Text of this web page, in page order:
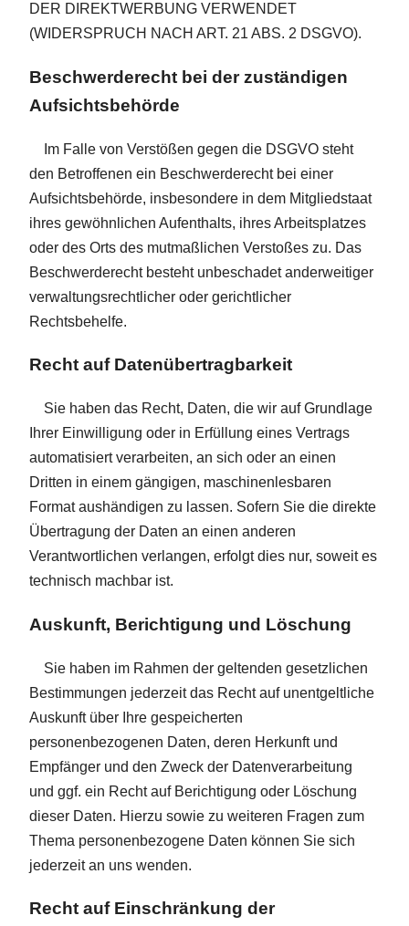
DER DIREKTWERBUNG VERWENDET
(WIDERSPRUCH NACH ART. 21 ABS. 2 DSGVO).
Beschwerde­recht bei der zuständigen
Aufsichts­behörde
Im Falle von Verstößen gegen die DSGVO steht
den Betroffenen ein Beschwerderecht bei einer
Aufsichtsbehörde, insbesondere in dem Mitgliedstaat
ihres gewöhnlichen Aufenthalts, ihres Arbeitsplatzes
oder des Orts des mutmaßlichen Verstoßes zu. Das
Beschwerderecht besteht unbeschadet anderweitiger
verwaltungsrechtlicher oder gerichtlicher
Rechtsbehelfe.
Recht auf Daten­übertrag­barkeit
Sie haben das Recht, Daten, die wir auf Grundlage
Ihrer Einwilligung oder in Erfüllung eines Vertrags
automatisiert verarbeiten, an sich oder an einen
Dritten in einem gängigen, maschinenlesbaren
Format aushändigen zu lassen. Sofern Sie die direkte
Übertragung der Daten an einen anderen
Verantwortlichen verlangen, erfolgt dies nur, soweit es
technisch machbar ist.
Auskunft, Berichtigung und Löschung
Sie haben im Rahmen der geltenden gesetzlichen
Bestimmungen jederzeit das Recht auf unentgeltliche
Auskunft über Ihre gespeicherten
personenbezogenen Daten, deren Herkunft und
Empfänger und den Zweck der Datenverarbeitung
und ggf. ein Recht auf Berichtigung oder Löschung
dieser Daten. Hierzu sowie zu weiteren Fragen zum
Thema personenbezogene Daten können Sie sich
jederzeit an uns wenden.
Recht auf Einschränkung der